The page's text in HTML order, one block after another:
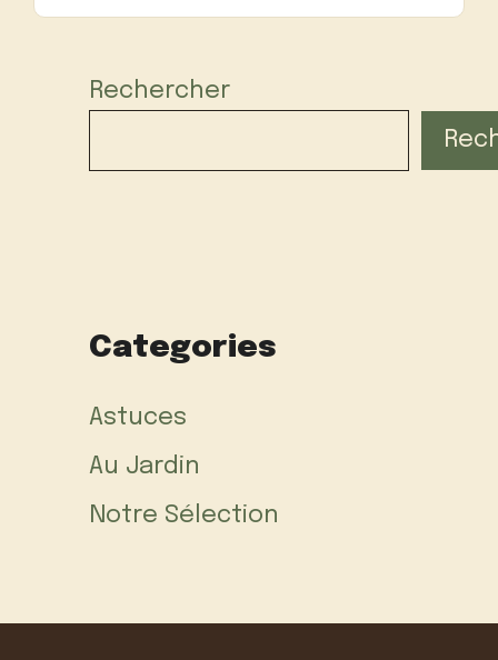
Rechercher
Categories
Astuces
Au Jardin
Notre Sélection